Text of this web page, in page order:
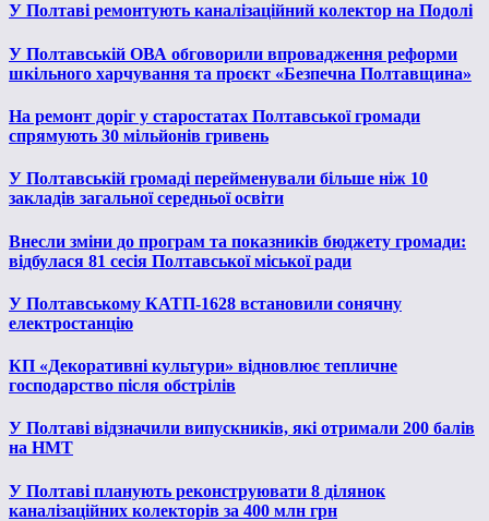
У Полтаві ремонтують каналізаційний колектор на Подолі
У Полтавській ОВА обговорили впровадження реформи
шкільного харчування та проєкт «Безпечна Полтавщина»
На ремонт доріг у старостатах Полтавської громади
спрямують 30 мільйонів гривень
У Полтавській громаді перейменували більше ніж 10
закладів загальної середньої освіти
Внесли зміни до програм та показників бюджету громади:
відбулася 81 сесія Полтавської міської ради
У Полтавському КАТП-1628 встановили сонячну
електростанцію
КП «Декоративні культури» відновлює тепличне
господарство після обстрілів
У Полтаві відзначили випускників, які отримали 200 балів
на НМТ
У Полтаві планують реконструювати 8 ділянок
каналізаційних колекторів за 400 млн грн